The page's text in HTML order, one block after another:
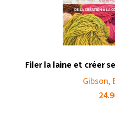
Filer la laine et créer
Gibson,